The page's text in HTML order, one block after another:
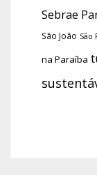
Sebrae
São João São
na Paraíba